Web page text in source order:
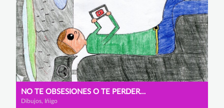
NO TE OBSESIONES O TE PERDERÁS UNA VIDA ENTERA
Dibujos, Iñigo